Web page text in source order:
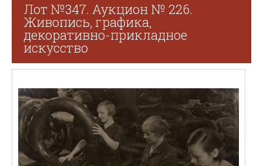
Лот №347. Аукцион № 226.
Живопись, графика,
декоративно-прикладное
искусство